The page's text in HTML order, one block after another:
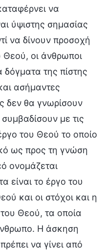
να
ύψιστης σημασίας
να δίνουν προσοχή
οι άνθρωποι
της πίστης
ασήμαντες
δεν θα γνωρίσουν
με τις
του Θεού το οποίο
ως προς τη γνώση
ονομάζεται
είναι το έργο του
και οι στόχοι και η
Θεού, τα οποία
Η άσκηση
να γίνει από